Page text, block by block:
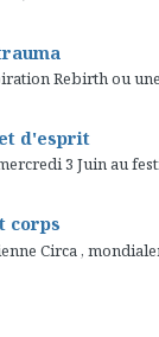
Rebirth ou
d'esprit
3 Juin au
corps
Circa ,